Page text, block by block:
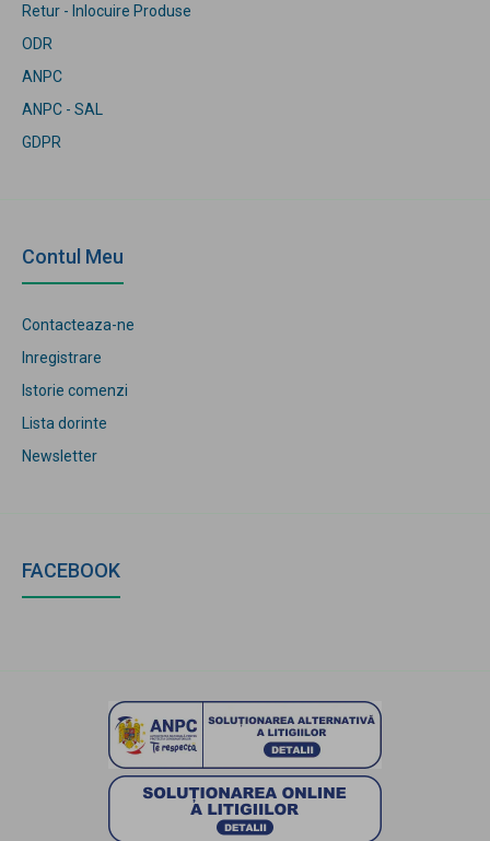
Retur - Inlocuire Produse
ODR
ANPC
ANPC - SAL
GDPR
Contul Meu
Contacteaza-ne
Inregistrare
Istorie comenzi
Lista dorinte
Newsletter
FACEBOOK